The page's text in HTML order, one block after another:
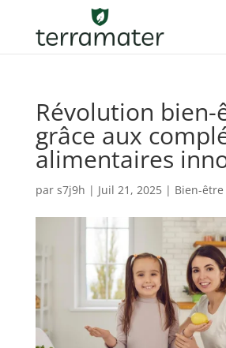
Révolution bien-
grâce aux
alimentaires
par s7j9h | Juil 21, 2025| Bien-être